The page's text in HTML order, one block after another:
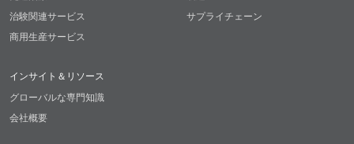
治験関連サービス
商用生産サービス
サプライチェーン
インサイト＆リソース
グローバルな専門知識
会社概要